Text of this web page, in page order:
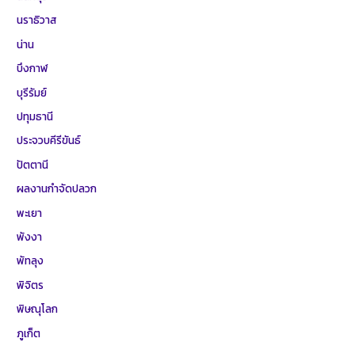
นราธิวาส
น่าน
บึงกาฬ
บุรีรัมย์
ปทุมธานี
ประจวบคีรีขันธ์
ปัตตานี
ผลงานกำจัดปลวก
พะเยา
พังงา
พัทลุง
พิจิตร
พิษณุโลก
ภูเก็ต